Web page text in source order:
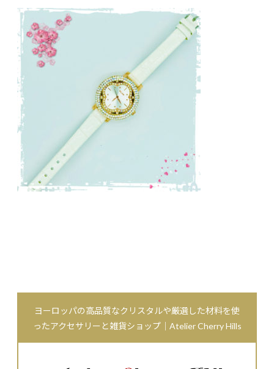
ヨーロッパの高品質なクリスタルや厳選した材料を使
ったアクセサリーと雑貨ショップ｜Atelier Cherry Hills